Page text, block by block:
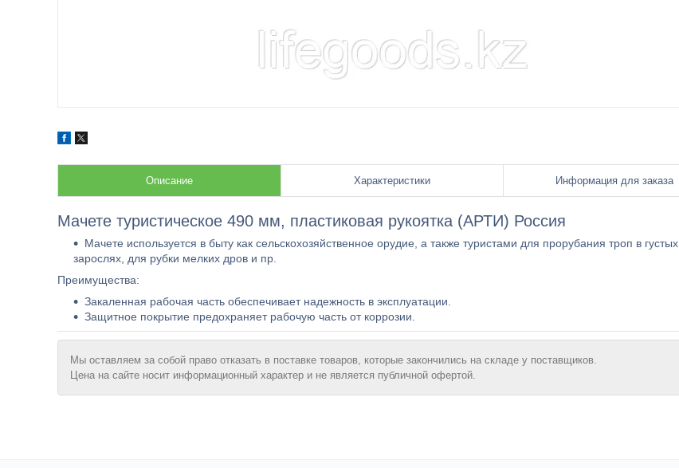
Описание Характеристики Информация для заказа
Мачете туристическое 490 мм, пластиковая рукоятка (АРТИ) Россия
Мачете используется в быту как сельскохозяйственное орудие, а также туристами для прорубания троп в густых
зарослях, для рубки мелких дров и пр.
Преимущества:
Закаленная рабочая часть обеспечивает надежность в эксплуатации.
Защитное покрытие предохраняет рабочую часть от коррозии.
Мы оставляем за собой право отказать в поставке товаров, которые закончились на складе у поставщиков.
Цена на сайте носит информационный характер и не является публичной офертой.